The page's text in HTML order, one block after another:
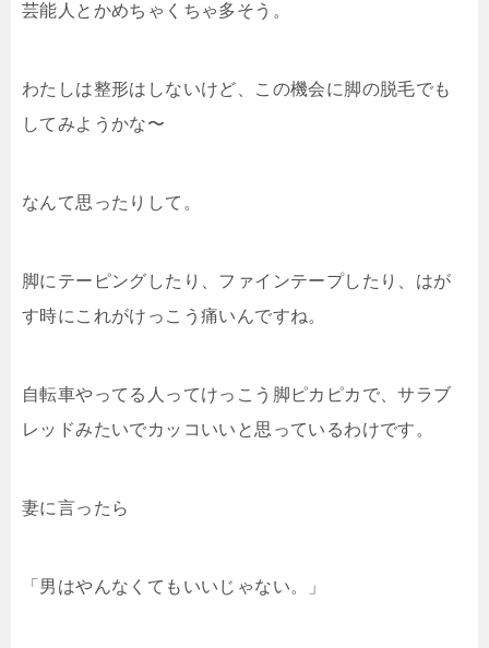
芸能人とかめちゃくちゃ多そう。
わたしは整形はしないけど、この機会に脚の脱毛でも
してみようかな〜
なんて思ったりして。
脚にテーピングしたり、ファインテープしたり、はが
す時にこれがけっこう痛いんですね。
自転車やってる人ってけっこう脚ピカピカで、サラブ
レッドみたいでカッコいいと思っているわけです。
妻に言ったら
「男はやんなくてもいいじゃない。」